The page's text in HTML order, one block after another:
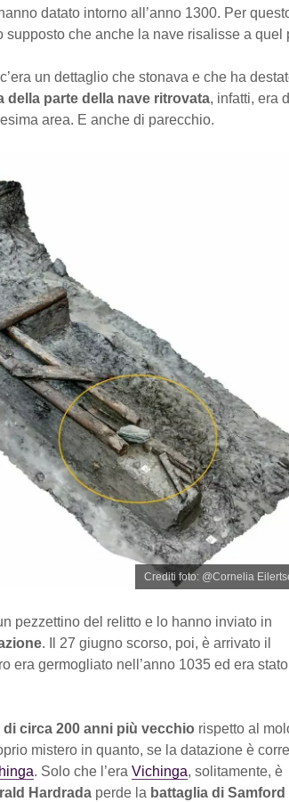
datato intorno all’anno 1300. Per
supposto che anche la nave risalisse a quel
un dettaglio che stonava e che ha
della parte della nave ritrovata, infatti, era
area. E anche di parecchio.
Crediti foto: @Cornelia
pezzettino del relitto e lo hanno inviato in
. Il 27 giugno scorso, poi, è arrivato il
era germogliato nell’anno 1035 ed era stato
di circa 200 anni più vecchio rispetto al
mistero in quanto, se la datazione è
. Solo che l’era Vichinga, solitamente, è
Hardrada perde la battaglia di